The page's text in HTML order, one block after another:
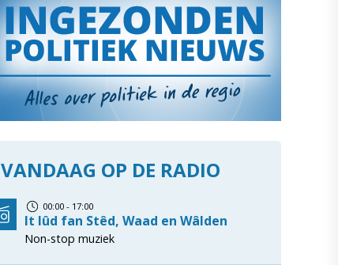
VANDAAG OP DE RADIO
00:00 - 17:00
It lûd fan Stêd, Waad en Wâlden
Non-stop muziek